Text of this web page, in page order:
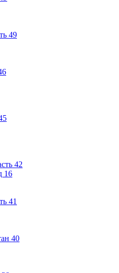
49
42
16
41
40